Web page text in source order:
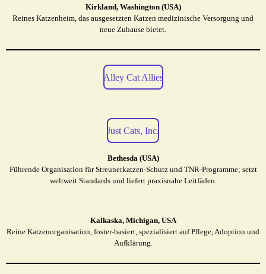
Kirkland, Washington (USA)
Reines Katzenheim, das ausgesetzten Katzen medizinische Versorgung und
neue Zuhause bietet.
Alley Cat Allies
Just Cats, Inc.
Bethesda (USA)
Führende Organisation für Streunerkatzen-Schutz und TNR-Programme; setzt
weltweit Standards und liefert praxisnahe Leitfäden.
Kalkaska, Michigan, USA
Reine Katzenorganisation, foster-basiert, spezialisiert auf Pflege, Adoption und
Aufklärung.